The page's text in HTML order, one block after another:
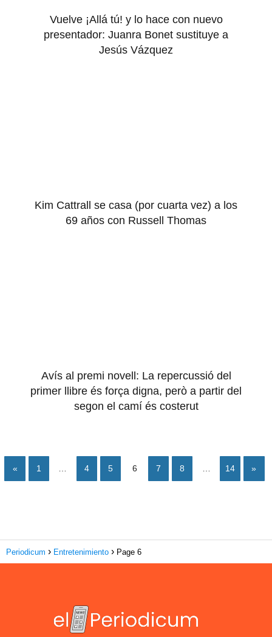
Vuelve ¡Allá tú! y lo hace con nuevo
presentador: Juanra Bonet sustituye a
Jesús Vázquez
Kim Cattrall se casa (por cuarta vez) a los
69 años con Russell Thomas
Avís al premi novell: La repercussió del
primer llibre és força digna, però a partir del
segon el camí és costerut
« 1 4 5 6 7 8 14 »
Periodicum Entretenimiento Page 6